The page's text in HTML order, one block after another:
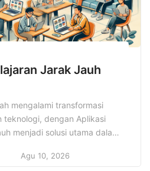
Jarak Jauh
mengalami transformasi
teknologi, dengan Aplikasi
menjadi solusi utama dalam
ruang kelas kini dapat
Agu 10, 2026